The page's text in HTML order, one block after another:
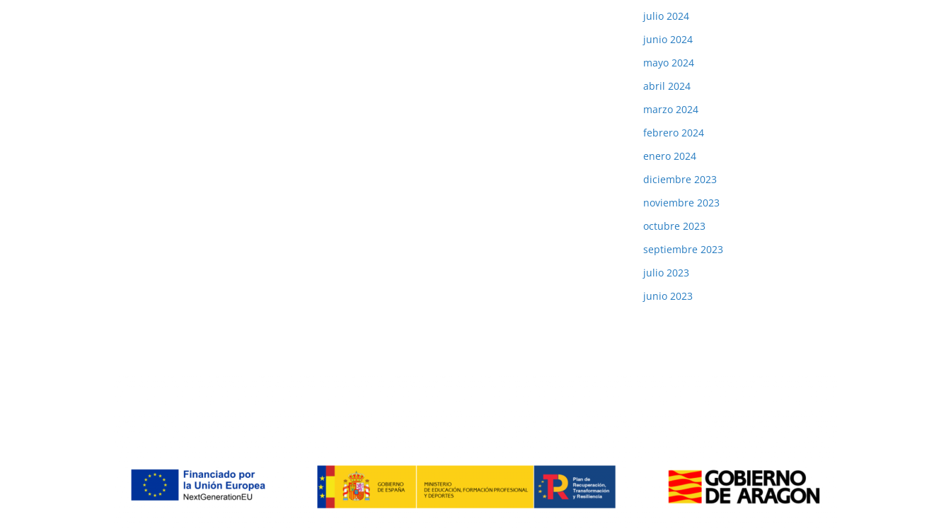
julio 2024
junio 2024
mayo 2024
abril 2024
marzo 2024
febrero 2024
enero 2024
diciembre 2023
noviembre 2023
octubre 2023
septiembre 2023
julio 2023
junio 2023